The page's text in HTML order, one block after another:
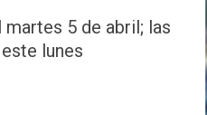
5 de abril; las
lunes